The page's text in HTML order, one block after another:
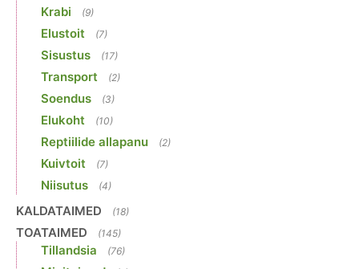
Krabi (9)
Elustoit (7)
Sisustus (17)
Transport (2)
Soendus (3)
Elukoht (10)
Reptiilide allapanu (2)
Kuivtoit (7)
Niisutus (4)
KALDATAIMED (18)
TOATAIMED (145)
Tillandsia (76)